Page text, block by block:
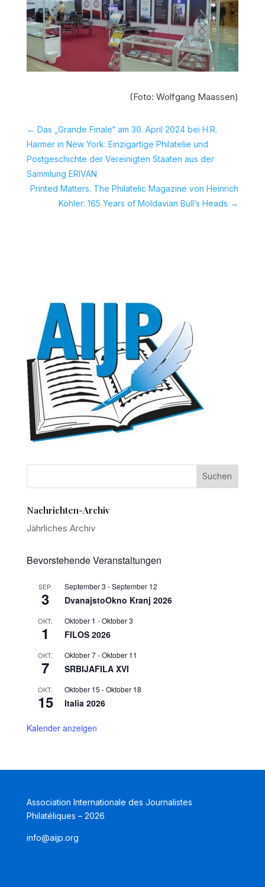
(Foto: Wolfgang Maassen)
← Das „Grande Finale“ am 30. April 2024 bei H.R.
Harmer in New York: Einzigartige Philatelie und
Postgeschichte der Vereinigten Staaten aus der
Sammlung ERIVAN
Printed Matters. The Philatelic Magazine von Heinrich
Köhler: 165 Years of Moldavian Bull’s Heads →
Nachrichten-Archiv
Jährliches Archiv
Bevorstehende Veranstaltungen
SEP.
3
September 3 -September 12
DvanajstoOkno Kranj 2026
OKT.
1
Oktober 1 -Oktober 3
FILOS 2026
OKT.
7
Oktober 7-Oktober 11
SRBIJAFILA XVI
OKT.
15
Oktober 15 -Oktober 18
Italia 2026
Kalender anzeigen
Association Internationale des Journalistes
Philatéliques – 2026
info@aijp.org